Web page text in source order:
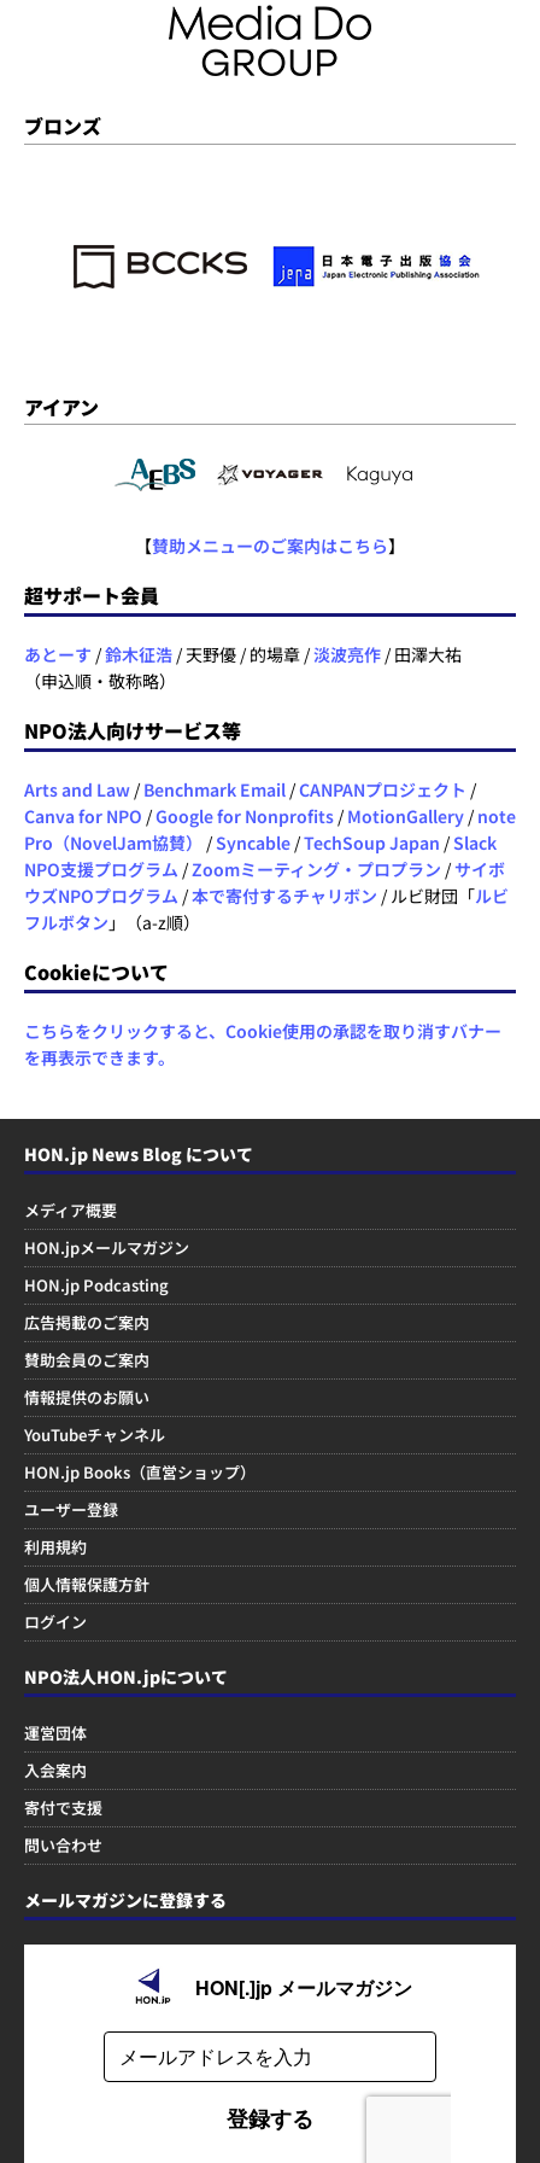
ブロンズ
アイアン
【賛助メニューのご案内はこちら】
超サポート会員
あとーす /鈴木征浩 / 天野優 / 的場章 /淡波亮作 / 田澤大祐
（申込順・敬称略）
NPO法人向けサービス等
Arts and Law / Benchmark Email /CANPANプロジェクト /
Canva for NPO /Google for Nonprofits / MotionGallery / note
Pro（NovelJam協賛）
/Syncable /TechSoup Japan /Slack
NPO支援プログラム /Zoomミーティング・プロプラン /サイボ
ウズNPOプログラム /本で寄付するチャリボン / ルビ財団「ルビ
フルボタン 」（a-z順）
Cookieについて
こちらをクリックすると、Cookie使用の承認を取り消すバナー
を再表示できます。
HON.jp News Blog について
メディア概要
HON.jpメールマガジン
HON.jp Podcasting
広告掲載のご案内
賛助会員のご案内
情報提供のお願い
YouTubeチャンネル
HON.jp Books（直営ショップ）
ユーザー登録
利用規約
個人情報保護方針
ログイン
NPO法人HON.jpについて
運営団体
入会案内
寄付で支援
問い合わせ
メールマガジンに登録する